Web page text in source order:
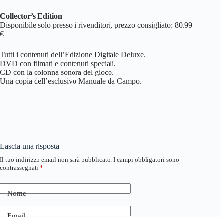
Collector’s Edition
Disponibile solo presso i rivenditori, prezzo consigliato: 80.99
€.
Tutti i contenuti dell’Edizione Digitale Deluxe.
DVD con filmati e contenuti speciali.
CD con la colonna sonora del gioco.
Una copia dell’esclusivo Manuale da Campo.
Lascia una risposta
Il tuo indirizzo email non sarà pubblicato. I campi obbligatori sono
contrassegnati *
Nome
Email